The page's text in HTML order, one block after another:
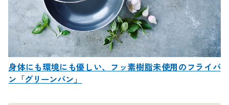
身体にも環境にも優しい、フッ素樹脂未使用のフライパ
ン「グリーンパン」